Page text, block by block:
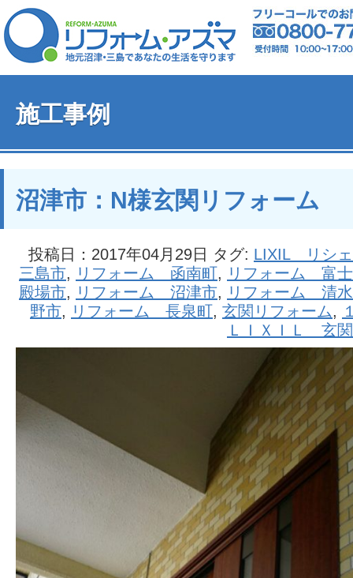
施工事例
沼津市：N様玄関リフォーム
投稿日：2017年04月29日 タグ: LIXIL リシ
三島市, リフォーム 函南町, リフォーム 富
殿場市, リフォーム 沼津市, リフォーム 清
野市, リフォーム 長泉町, 玄関リフォーム,
ＬＩＸＩＬ 玄関